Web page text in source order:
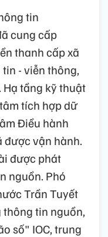
tin
cung cấp
thanh cấp xã
- viễn thông,
tầng kỹ thuật
tích hợp dữ
Điều hành
được vận hành.
được phát
nguồn. Phó
Trần Tuyết
tin nguồn,
số" IOC, trung